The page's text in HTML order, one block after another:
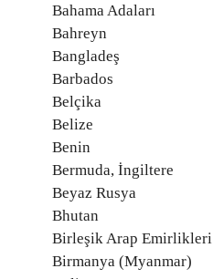
Bahama Adaları
Bahreyn
Bangladeş
Barbados
Belçika
Belize
Benin
Bermuda, İngiltere
Beyaz Rusya
Bhutan
Birleşik Arap Emirlikleri
Birmanya (Myanmar)